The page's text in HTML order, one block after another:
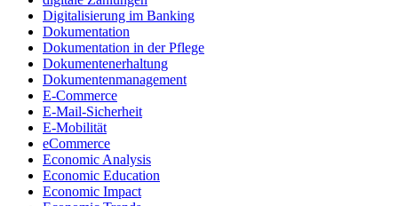
Digitalisierung im Banking
Dokumentation
Dokumentation in der Pflege
Dokumentenerhaltung
Dokumentenmanagement
E-Commerce
E-Mail-Sicherheit
E-Mobilität
eCommerce
Economic Analysis
Economic Education
Economic Impact